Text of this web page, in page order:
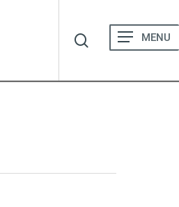
search
Menu